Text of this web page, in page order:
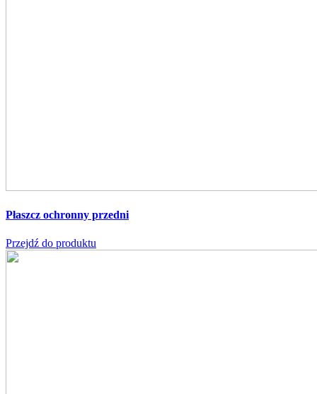
Płaszcz ochronny przedni
Przejdź do produktu